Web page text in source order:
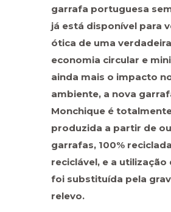
garrafa portuguesa
já está disponível para
ótica de uma verdadeira
economia circular e
ainda mais o impacto
ambiente, a nova
Monchique é
produzida a partir de
garrafas, 100%
reciclável, e a
foi substituída pela
relevo.